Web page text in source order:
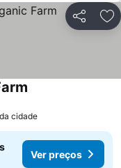
Partilhar
cidade
Ver preços